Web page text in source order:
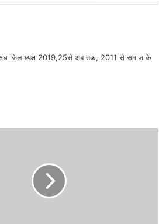
जिलाध्यक्ष 2019,25से अब तक, 2011 से समाज के